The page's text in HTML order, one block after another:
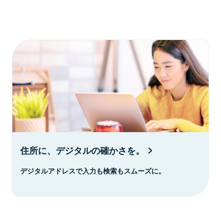
住所に、デジタルの確かさを。
デジタルアドレスで入力も検索もスムーズに。